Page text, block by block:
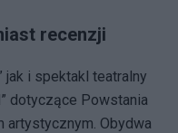
recenzji
jak i spektakl teatralny
dotyczące Powstania
Obydwa